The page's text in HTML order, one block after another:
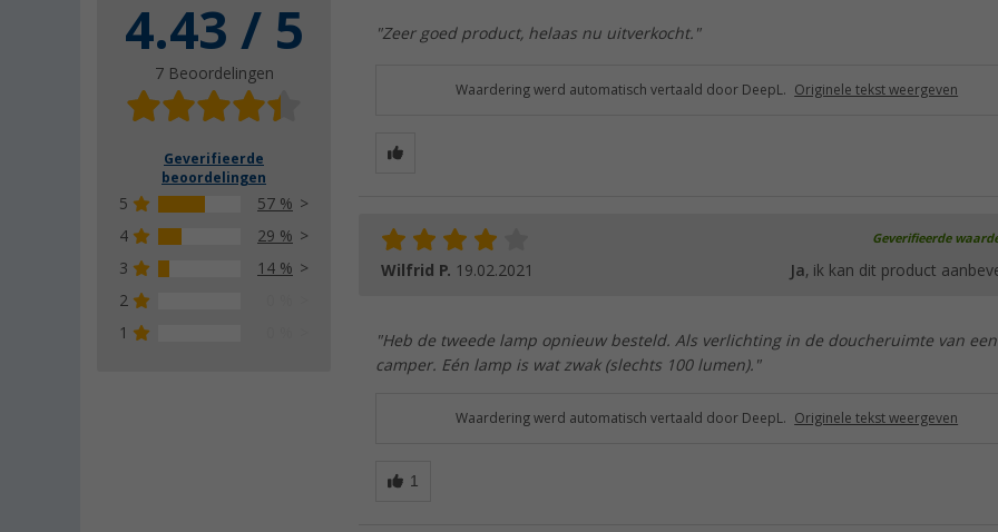
4.43 / 5
7 Beoordelingen
Geverifieerde
beoordelingen
5
57 %
4
29 %
3
14 %
2
1
"Zeer goed product, helaas nu uitverkocht."
Waardering werd automatisch vertaald door DeepL. Originele tekst weergeven
Geverifieerde
Wilfrid P. 19.02.2021 Ja, ik kan dit product
"Heb de tweede lamp opnieuw besteld. Als verlichting in de doucheruimte van een
camper. Eén lamp is wat zwak (slechts 100 lumen)."
Waardering werd automatisch vertaald door DeepL. Originele tekst weergeven